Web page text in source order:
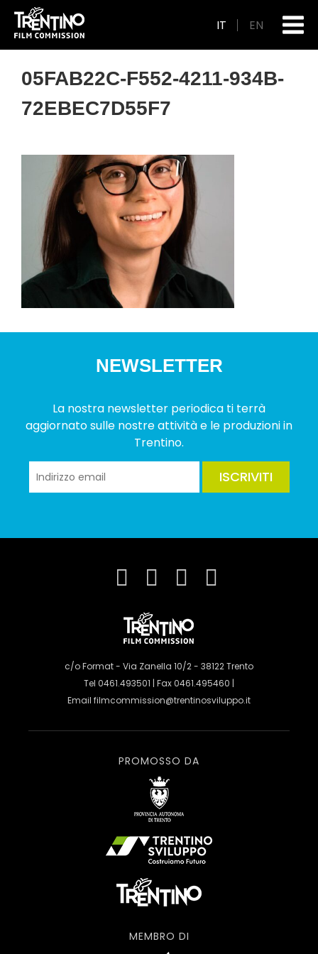
IT EN
05FAB22C-F552-4211-934B-
72EBEC7D55F7
NEWSLETTER
La nostra newsletter periodica ti terrà
aggiornato sulle nostre attività e le produzioni in
Trentino.
ISCRIVITI
c/o Format - Via Zanella 10/2 - 38122 Trento
Tel 0461.493501 | Fax 0461.495460 |
Email filmcommission@trentinosviluppo.it
PROMOSSO DA
MEMBRO DI